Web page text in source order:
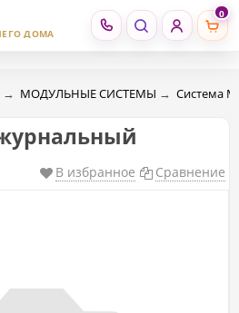
ДОМА
0
→ МОДУЛЬНЫЕ СИСТЕМЫ → Система
В избранное Сравнение